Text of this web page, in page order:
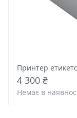
Принтер
4 300 ₴
Немає в